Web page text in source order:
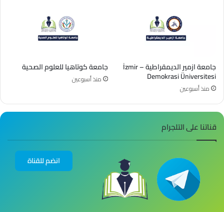
جامعة ازمير الديمقراطية – İzmir
Demokrasi Üniversitesi
منذ أسبوعين
جامعة كوتاهيا للعلوم الصحية
منذ أسبوعين
قناتنا على التلجرام
انضم للقناة